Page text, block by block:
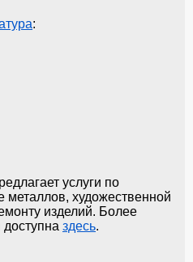
:
услуги по
металлов, художественной
изделий. Более
здесь.